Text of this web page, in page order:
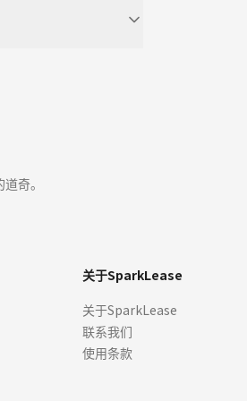
奇。
关于SparkLease
关于SparkLease
联系我们
使用条款